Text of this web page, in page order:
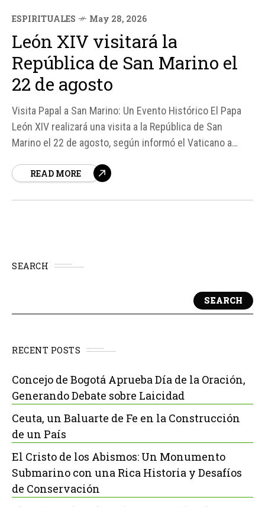
ESPIRITUALES May 28, 2026
León XIV visitará la
República de San Marino el
22 de agosto
Visita Papal a San Marino: Un Evento Histórico El Papa
León XIV realizará una visita a la República de San
Marino el 22 de agosto, según informó el Vaticano a
Pontificia. Esta visita forma parte de su agenda pastoral
READ MORE
SEARCH
SEARCH
RECENT POSTS
Concejo de Bogotá Aprueba Día de la Oración,
Generando Debate sobre Laicidad
Ceuta, un Baluarte de Fe en la Construcción
de un País
El Cristo de los Abismos: Un Monumento
Submarino con una Rica Historia y Desafíos
de Conservación